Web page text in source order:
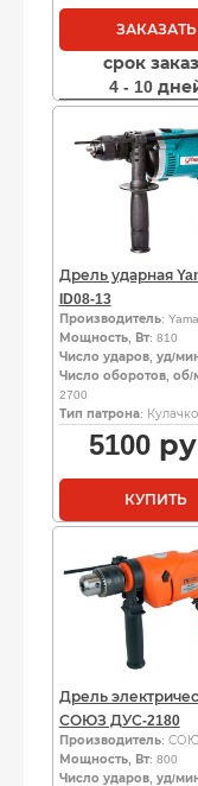
ЗАКАЗАТЬ
срок
4 - 10
Дрель ударная
ID08-13
Производитель:
Мощность, Вт: 810
Число ударов, уд/
Число оборотов, об/
2700
Тип патрона:
5100
КУПИТЬ
Дрель
СОЮЗ ДУС-2180
Производитель:
Мощность, Вт: 800
Число ударов, уд/